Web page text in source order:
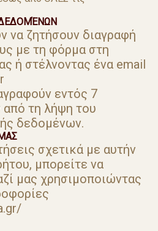
να ζητήσουν διαγραφή
με τη φόρμα στη
ή στέλνοντας ένα email
εντός 7
τη λήψη του
δεδομένων.
σχετικά με αυτήν
μπορείτε να
μας χρησιμοποιώντας